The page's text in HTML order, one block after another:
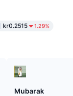
kr0.2515 1.29%
Mubarak